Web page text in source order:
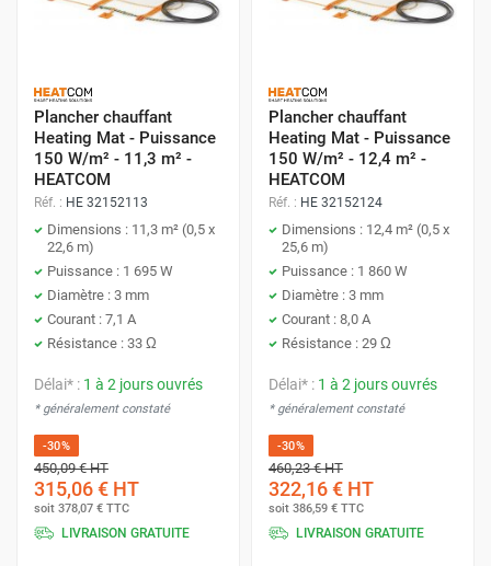
Plancher chauffant
Heating Mat - Puissance
150 W/m² - 11,3 m² -
HEATCOM
Réf. : HE 32152113
Dimensions : 11,3 m² (0,5 x
22,6 m)
Puissance : 1 695 W
Diamètre : 3 mm
Courant : 7,1 A
Résistance : 33 Ω
Délai* : 1 à 2 jours ouvrés
* généralement constaté
-30%
450,09 €HT
315,06 € HT
soit 378,07 € TTC
LIVRAISON GRATUITE
Plancher chauffant
Heating Mat - Puissance
150 W/m² - 12,4 m² -
HEATCOM
Réf. : HE 32152124
Dimensions : 12,4 m² (0,5 x
25,6 m)
Puissance : 1 860 W
Diamètre : 3 mm
Courant : 8,0 A
Résistance : 29 Ω
Délai* : 1 à 2 jours ouvrés
* généralement constaté
-30%
460,23 €HT
322,16 € HT
soit 386,59 € TTC
LIVRAISON GRATUITE